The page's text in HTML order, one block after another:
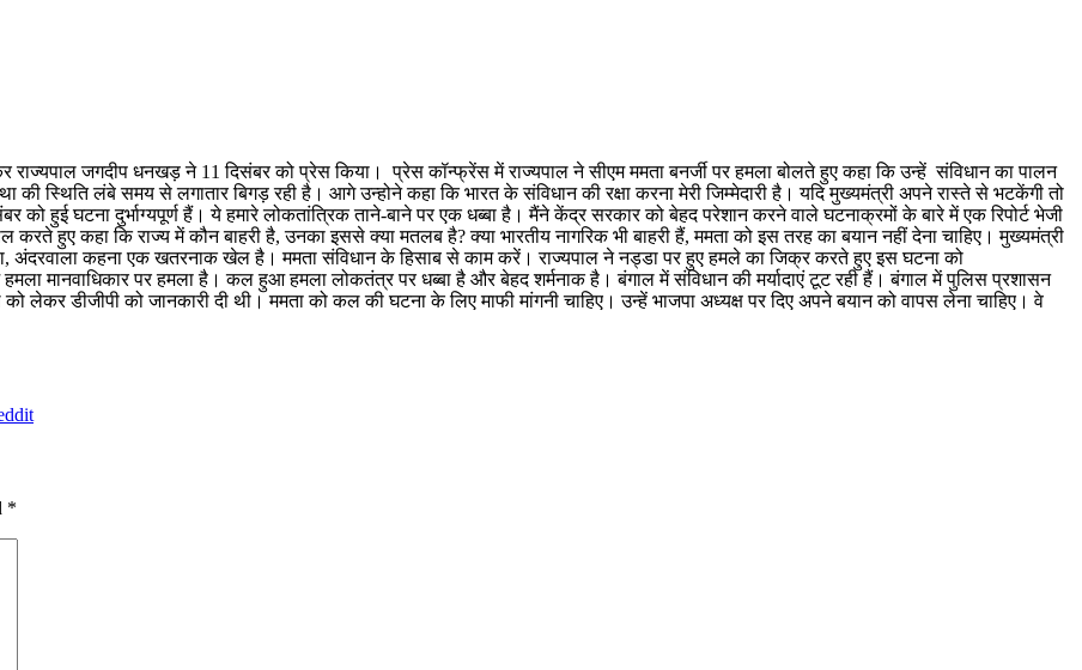
जगदीप धनखड़ ने 11 दिसंबर को प्रेस किया। प्रेस कॉन्फ्रेंस में राज्यपाल ने सीएम ममता बनर्जी पर हमला बोलते हुए कहा कि उन्हें संविधान का पालन
स्थिति लंबे समय से लगातार बिगड़ रही है। आगे उन्होने कहा कि भारत के संविधान की रक्षा करना मेरी जिम्मेदारी है। यदि मुख्यमंत्री अपने रास्ते से भटकेंगी तो
हुई घटना दुर्भाग्यपूर्ण हैं। ये हमारे लोकतांत्रिक ताने-बाने पर एक धब्बा है। मैंने केंद्र सरकार को बेहद परेशान करने वाले घटनाक्रमों के बारे में एक रिपोर्ट भेजी
हुए कहा कि राज्य में कौन बाहरी है, उनका इससे क्या मतलब है? क्या भारतीय नागरिक भी बाहरी हैं, ममता को इस तरह का बयान नहीं देना चाहिए। मुख्यमंत्री
अंदरवाला कहना एक खतरनाक खेल है। ममता संविधान के हिसाब से काम करें। राज्यपाल ने नड्डा पर हुए हमले का जिक्र करते हुए इस घटना को
हमला मानवाधिकार पर हमला है। कल हुआ हमला लोकतंत्र पर धब्बा है और बेहद शर्मनाक है। बंगाल में संविधान की मर्यादाएं टूट रही हैं। बंगाल में पुलिस प्रशासन
डीजीपी को जानकारी दी थी। ममता को कल की घटना के लिए माफी मांगनी चाहिए। उन्हें भाजपा अध्यक्ष पर दिए अपने बयान को वापस लेना चाहिए। वे
*